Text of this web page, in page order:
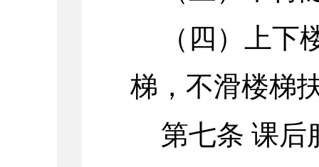
（四）上下
梯，不滑楼梯
第七条 课后